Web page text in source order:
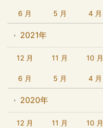
6 月 5 月 4 月
2021年
12 月 11 月 10 月
6 月 5 月 4 月
2020年
12 月 11 月 10 月